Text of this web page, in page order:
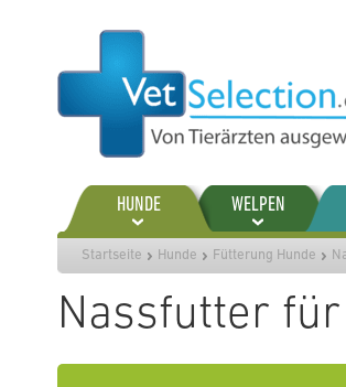
springen
HUNDE WELPEN
Startseite Hunde Fütterung Hunde
Nassfutter